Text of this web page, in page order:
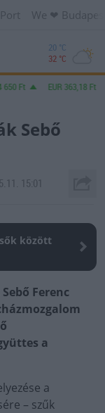
Port We ❤︎
Ft EUR363,18Ft
20 °C
32 °C
Sebő
15:01
között
Ferenc
a
a
– szűk